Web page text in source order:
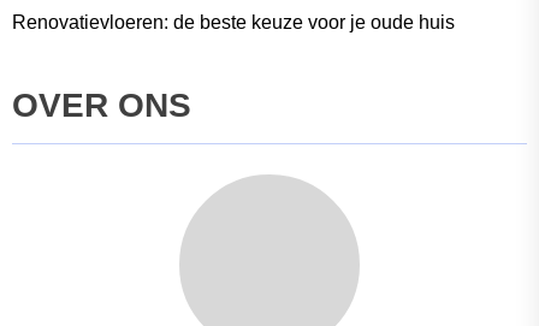
Renovatievloeren: de beste keuze voor je oude huis
OVER ONS